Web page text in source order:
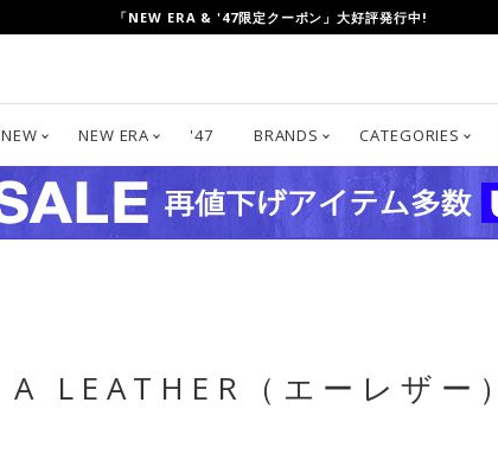
UP TO 80%OFF!「CLEARANCE SALE」開催中!
「NEW ERA & '47限定クーポン」大好評発行中!
NEW NEW ERA '47 BRANDS CATEGORIES
A LEATHER（エーレザー）